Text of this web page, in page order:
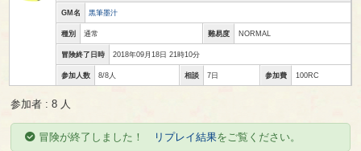
GM名 黒筆墨汁
種別 通常 難易度 NORMAL
冒険終了日時 2018年09月18日 21時10分
参加人数 8/8人 相談 7日 参加費 100RC
参加者 : 8 人
冒険が終了しました！ リプレイ結果をご覧ください。